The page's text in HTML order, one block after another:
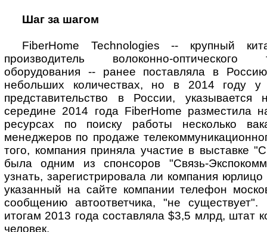
Шаг за шагом
FiberHome Technologies -- крупный
производитель волоконно-оптического
оборудования -- ранее поставляла в
небольших количествах, но в 2014 году у
представительство в России,
середине 2014 года FiberHome разместила
ресурсах по поиску работы несколько
менеджеров по продаже
того, компания приняла участие в выставке
была одним из спонсоров "Связь-
узнать, зарегистрировала ли компания
указанный на сайте компании телефон
сообщению автоответчика, "не
итогам 2013 года составляла $3,5 млрд, штат
человек.